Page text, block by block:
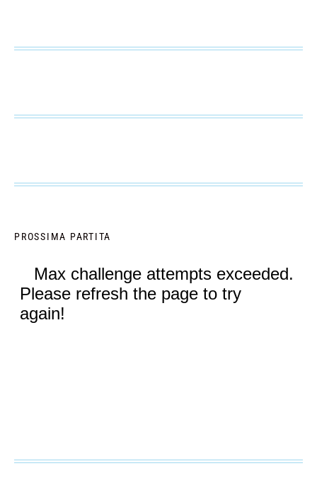
PROSSIMA PARTITA